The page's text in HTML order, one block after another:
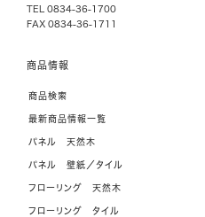
TEL 0834-36-1700
FAX 0834-36-1711
商品情報
商品検索
最新商品情報一覧
パネル 天然木
パネル 壁紙／タイル
フローリング 天然木
フローリング タイル